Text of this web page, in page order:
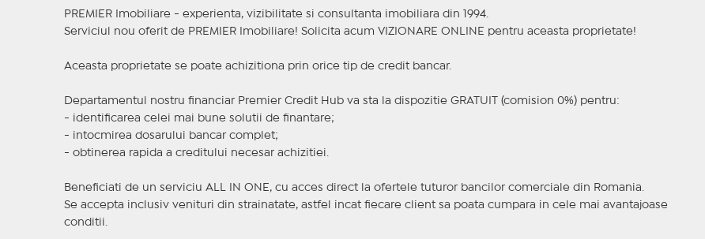
PREMIER Imobiliare - experienta, vizibilitate si consultanta imobiliara din 1994.
Serviciul nou oferit de PREMIER Imobiliare! Solicita acum VIZIONARE ONLINE pentru aceasta proprietate!
Aceasta proprietate se poate achizitiona prin orice tip de credit bancar.
Departamentul nostru financiar Premier Credit Hub va sta la dispozitie GRATUIT (comision 0%) pentru:
- identificarea celei mai bune solutii de finantare;
- intocmirea dosarului bancar complet;
- obtinerea rapida a creditului necesar achizitiei.
Beneficiati de un serviciu ALL IN ONE, cu acces direct la ofertele tuturor bancilor comerciale din Romania.
Se accepta inclusiv venituri din strainatate, astfel incat fiecare client sa poata cumpara in cele mai avantajoase
conditii.